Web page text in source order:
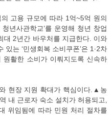
고용 규모에 따라 1억~5억 원의
년사관학교’를 운영해 청년 창업
대 2년간 바우처를 지급한다. 이와
는 ‘민생회복 소비쿠폰’은 1·2차
활한 소비가 이뤄지도록 신속하
현장 지원 확대가 핵심이다.▲농
내 근로자 숙소 설치가 허용되고,
위임됨에 따라 민원 처리 절차를